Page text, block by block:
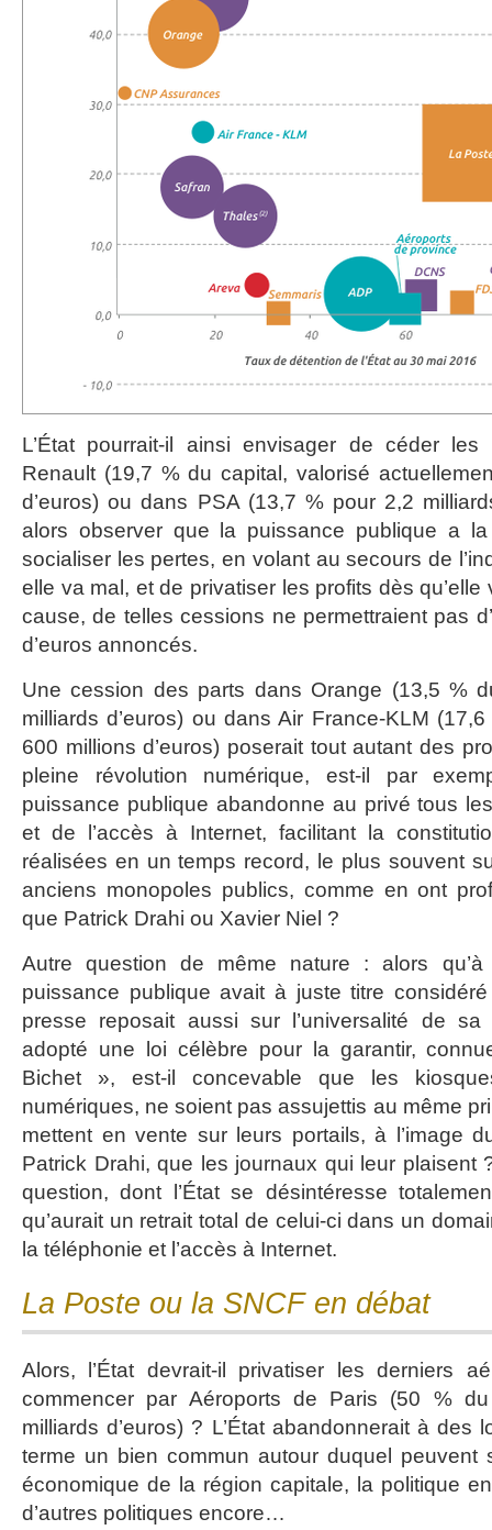
L’État pourrait-il ainsi envisager de céder les
Renault (19,7 % du capital, valorisé
d’euros) ou dans PSA (13,7 % pour 2,2
alors observer que la puissance publique a
socialiser les pertes, en volant au secours de
elle va mal, et de privatiser les profits dès
cause, de telles cessions ne permettraient pas
d’euros annoncés.
Une cession des parts dans Orange (13,5 %
milliards d’euros) ou dans Air France-KLM
600 millions d’euros) poserait tout autant des
pleine révolution numérique, est-il par
puissance publique abandonne au privé tous
et de l’accès à Internet, facilitant la
réalisées en un temps record, le plus souvent
anciens monopoles publics, comme en ont
que Patrick Drahi ou Xavier Niel ?
Autre question de même nature : alors
puissance publique avait à juste titre
presse reposait aussi sur l’universalité de
adopté une loi célèbre pour la garantir,
Bichet », est-il concevable que les
numériques, ne soient pas assujettis au même
mettent en vente sur leurs portails, à l’image
Patrick Drahi, que les journaux qui leur plaisent
question, dont l’État se désintéresse
qu’aurait un retrait total de celui-ci dans un
la téléphonie et l’accès à Internet.
La Poste ou la SNCF en débat
Alors, l’État devrait-il privatiser les derniers
commencer par Aéroports de Paris (50 %
milliards d’euros) ? L’État abandonnerait à des
terme un bien commun autour duquel peuvent
économique de la région capitale, la politique
d’autres politiques encore…